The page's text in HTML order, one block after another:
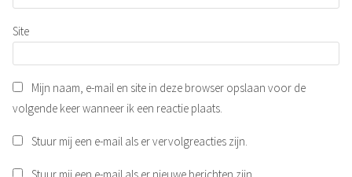
Site
Mijn naam, e-mail en site in deze browser opslaan voor de
volgende keer wanneer ik een reactie plaats.
Stuur mij een e-mail als er vervolgreacties zijn.